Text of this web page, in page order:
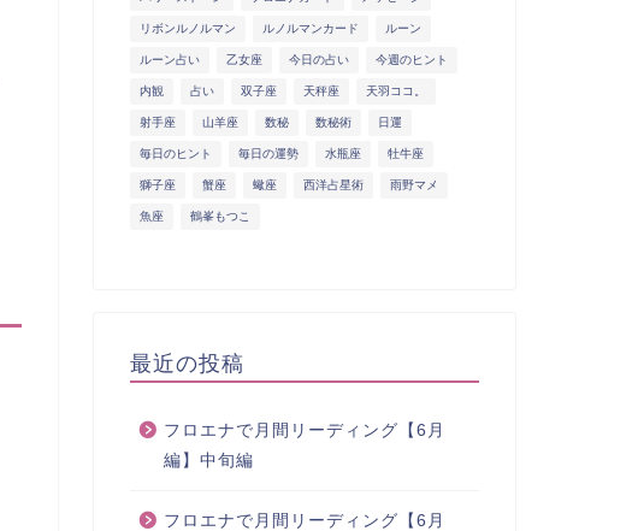
リボンルノルマン ルノルマンカード ルーン
ルーン占い 乙女座 今日の占い 今週のヒント
内観 占い 双子座 天秤座 天羽ココ。
射手座 山羊座 数秘 数秘術 日運
毎日のヒント 毎日の運勢 水瓶座 牡牛座
獅子座 蟹座 蠍座 西洋占星術 雨野マメ
魚座 鶴峯もつこ
最近の投稿
フロエナで月間リーディング【6月
編】中旬編
フロエナで月間リーディング【6月